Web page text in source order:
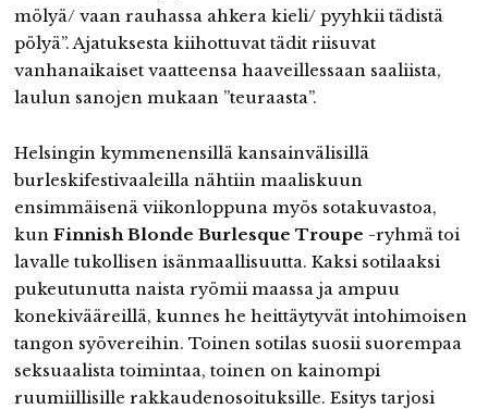
mölyä/ vaan rauhassa ahkera kieli/ pyyhkii tädistä
pölyä”. Ajatuksesta kiihottuvat tädit riisuvat
vanhanaikaiset vaatteensa haaveillessaan saaliista,
laulun sanojen mukaan ”teuraasta”.
Helsingin kymmenensillä kansainvälisillä
burleskifestivaaleilla nähtiin maaliskuun
ensimmäisenä viikonloppuna myös sotakuvastoa,
kun Finnish Blonde Burlesque Troupe -ryhmä toi
lavalle tukollisen isänmaallisuutta. Kaksi sotilaaksi
pukeutunutta naista ryömii maassa ja ampuu
konekivääreillä, kunnes he heittäytyvät intohimoisen
tangon syövereihin. Toinen sotilas suosii suorempaa
seksuaalista toimintaa, toinen on kainompi
ruumiillisille rakkaudenosoituksille. Esitys tarjosi